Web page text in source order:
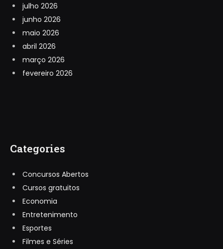
julho 2026
junho 2026
maio 2026
abril 2026
março 2026
fevereiro 2026
Categories
Concursos Abertos
Cursos gratuitos
Economia
Entretenimento
Esportes
Filmes e Séries